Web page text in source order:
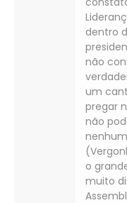
dentro
não
um
pregar
não
o
muito